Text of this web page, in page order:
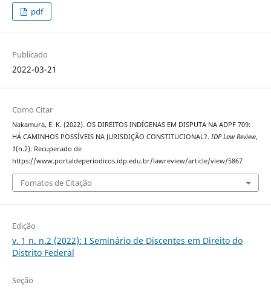
pdf
Publicado
2022-03-21
Como Citar
Nakamura, E. K. (2022). OS DIREITOS INDÍGENAS EM DISPUTA NA ADPF 709:
HÁ CAMINHOS POSSÍVEIS NA JURISDIÇÃO CONSTITUCIONAL?. IDP Law Review,
1(n.2). Recuperado de
https://www.portaldeperiodicos.idp.edu.br/lawreview/article/view/5867
Fomatos de Citação
Edição
v. 1 n. n.2 (2022): I Seminário de Discentes em Direito do
Distrito Federal
Seção